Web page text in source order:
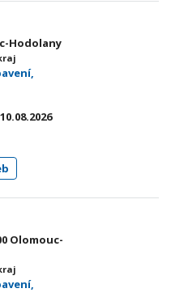
Hodolany
Olomouc-